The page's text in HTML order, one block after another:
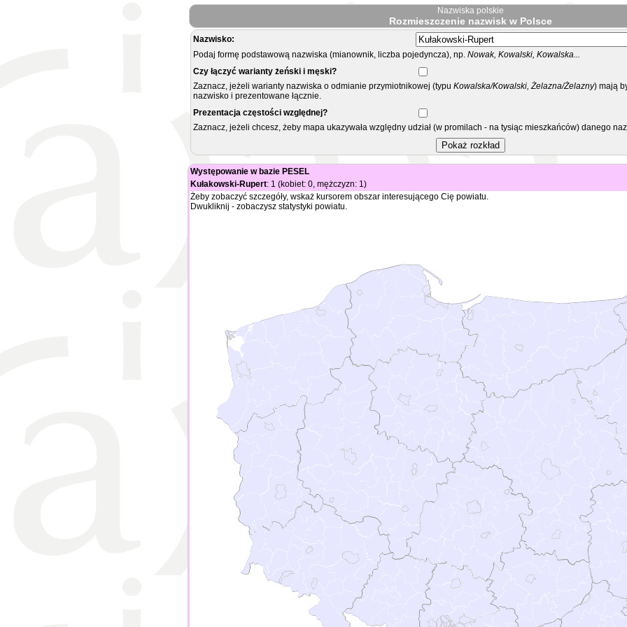
Nazwiska polskie
Rozmieszczenie nazwisk w Polsce
Nazwisko:
Podaj formę podstawową nazwiska (mianownik, liczba pojedyncza), np. Nowak, Kowalski, Kowalska...
Czy łączyć warianty żeński i męski?
Zaznacz, jeżeli warianty nazwiska o odmianie przymiotnikowej (typu Kowalska/Kowalski, Żelazna/Żelazny) mają
nazwisko i prezentowane łącznie.
Prezentacja częstości względnej?
Zaznacz, jeżeli chcesz, żeby mapa ukazywała względny udział (w promilach - na tysiąc mieszkańców) danego
Występowanie w bazie PESEL
Kułakowski-Rupert: 1 (kobiet: 0, mężczyzn: 1)
Żeby zobaczyć szczegóły, wskaż kursorem obszar interesującego Cię powiatu.
Dwukliknij - zobaczysz statystyki powiatu.